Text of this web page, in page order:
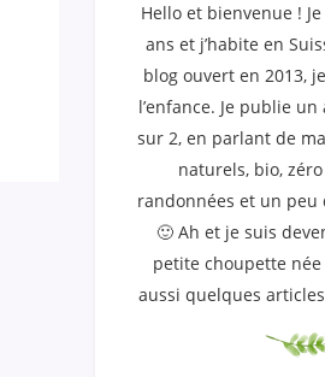
Hello et bienvenue !
ans et j’habite en
blog ouvert en 2013,
l’enfance. Je publie
sur 2, en parlant de
naturels, bio,
randonnées et un peu
🙂 Ah et je suis
petite choupette née
aussi quelques